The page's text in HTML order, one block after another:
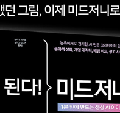
서울, 마이애미, 뉴욕 등 AI 아
keep_kwan [유튜